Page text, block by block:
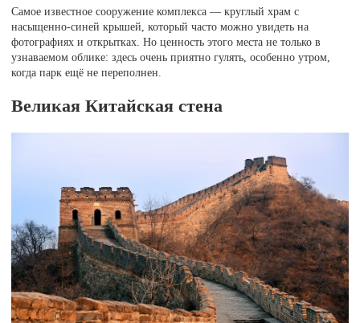
Самое известное сооружение комплекса — круглый храм с
насыщенно-синей крышей, который часто можно увидеть на
фотографиях и открытках. Но ценность этого места не только в
узнаваемом облике: здесь очень приятно гулять, особенно утром,
когда парк ещё не переполнен.
Великая Китайская стена